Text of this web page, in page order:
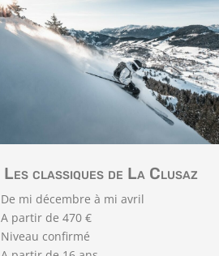
Les classiques de La Clusaz
De mi décembre à mi avril
A partir de 470 €
Niveau confirmé